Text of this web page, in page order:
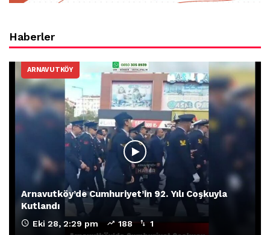
Haberler
ARNAVUTKÖY
Arnavutköy’de Cumhuriyet’in 92. Yılı Coşkuyla
Kutlandı
Eki 28, 2:29 pm 188 1